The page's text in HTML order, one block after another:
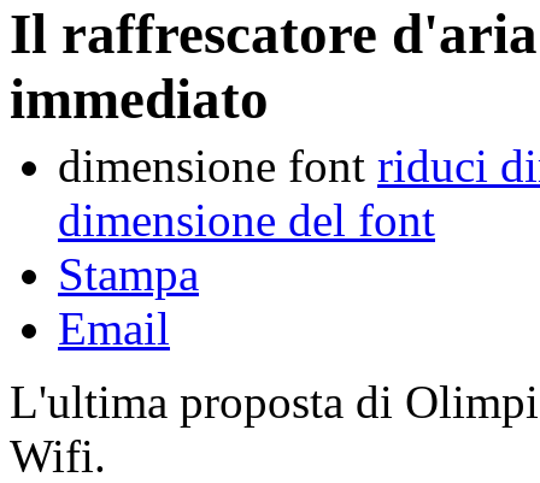
Il raffrescatore
immediato
dimensione font riduci
dimensione del font
Stampa
Email
L'ultima proposta di
Wifi.